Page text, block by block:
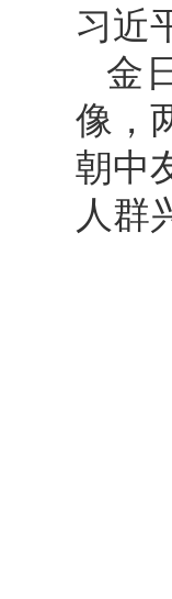
习近
金
像，
朝中
人群